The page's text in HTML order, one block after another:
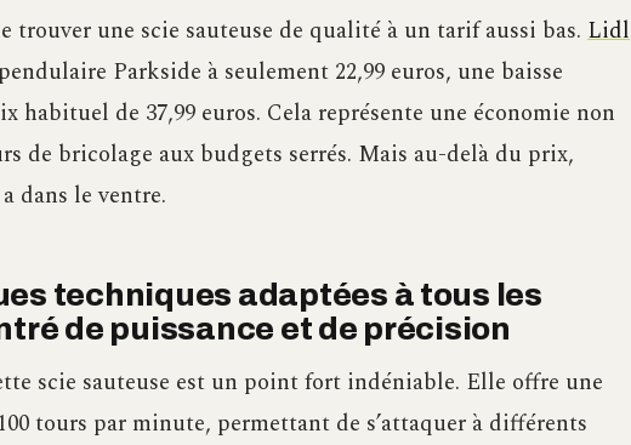
trouver une scie sauteuse de qualité à un tarif aussi bas. Lidl
Parkside à seulement 22,99 euros, une baisse
habituel de 37,99 euros. Cela représente une économie non
de bricolage aux budgets serrés. Mais au-delà du prix,
dans le ventre.
techniques adaptées à tous les
de puissance et de précision
scie sauteuse est un point fort indéniable. Elle offre une
tours par minute, permettant de s’attaquer à différents